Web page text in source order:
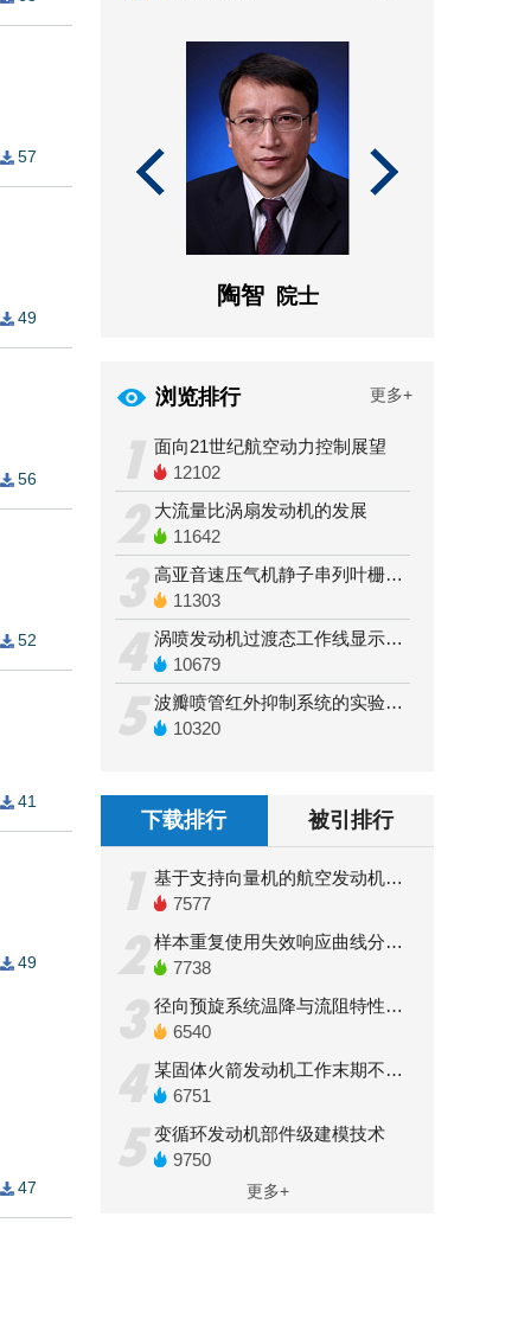
57
49
56
52
41
49
47
陶智 院士
浏览排行 更多+
1 面向21世纪航空动力控制展望
12102
2 大流量比涡扇发动机的发展
11642
3
高亚音速压气机静子串列叶栅试验研究
11303
4
涡喷发动机过渡态工作线显示仪及其应用
10679
5
波瓣喷管红外抑制系统的实验研究
10320
下载排行 被引排行
1
基于支持向量机的航空发动机转静碰摩部位诊断规则提取
7577
2
样本重复使用失效响应曲线分析结构可靠度方法
7738
3
径向预旋系统温降与流阻特性的数值研究
6540
4
某固体火箭发动机工作末期不稳定燃烧
6751
5 变循环发动机部件级建模技术
9750
更多+